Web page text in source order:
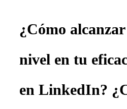
¿Cómo
nivel en tu
en LinkedIn?